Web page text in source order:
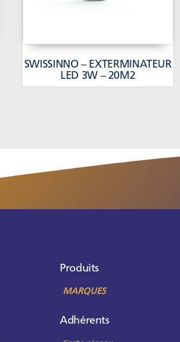
SWISSINNO – EXTERMINATEUR
LED 3W – 20M2
Produits
MARQUES
Adhérents